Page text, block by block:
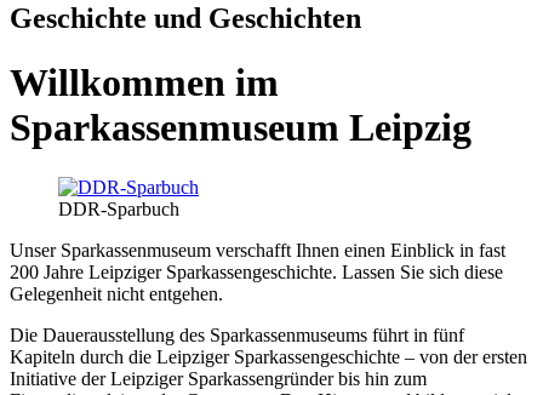
Geschichte und Geschichten
Willkommen im
Sparkassenmuseum Leipzig
DDR-Sparbuch
Unser Sparkassenmuseum verschafft Ihnen einen Einblick in fast
200 Jahre Leipziger Sparkassengeschichte. Lassen Sie sich diese
Gelegenheit nicht entgehen.
Die Dauerausstellung des Sparkassenmuseums führt in fünf
Kapiteln durch die Leipziger Sparkassengeschichte – von der ersten
Initiative der Leipziger Sparkassengründer bis hin zum